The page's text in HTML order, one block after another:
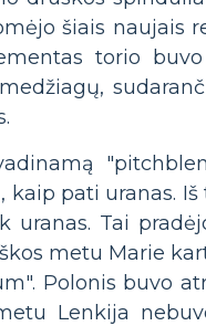
šiais naujais
torio
kaip pati uranas.
uranas. Tai
metu Marie
Polonis buvo
Lenkija